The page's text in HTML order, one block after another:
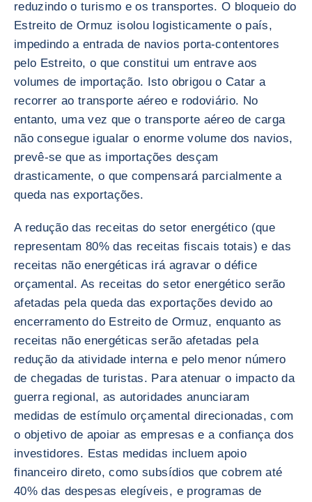
reduzindo o turismo e os transportes. O bloqueio do
Estreito de Ormuz isolou logisticamente o país,
impedindo a entrada de navios porta-contentores
pelo Estreito, o que constitui um entrave aos
volumes de importação. Isto obrigou o Catar a
recorrer ao transporte aéreo e rodoviário. No
entanto, uma vez que o transporte aéreo de carga
não consegue igualar o enorme volume dos navios,
prevê-se que as importações desçam
drasticamente, o que compensará parcialmente a
queda nas exportações.
A redução das receitas do setor energético (que
representam 80% das receitas fiscais totais) e das
receitas não energéticas irá agravar o défice
orçamental. As receitas do setor energético serão
afetadas pela queda das exportações devido ao
encerramento do Estreito de Ormuz, enquanto as
receitas não energéticas serão afetadas pela
redução da atividade interna e pelo menor número
de chegadas de turistas. Para atenuar o impacto da
guerra regional, as autoridades anunciaram
medidas de estímulo orçamental direcionadas, com
o objetivo de apoiar as empresas e a confiança dos
investidores. Estas medidas incluem apoio
financeiro direto, como subsídios que cobrem até
40% das despesas elegíveis, e programas de